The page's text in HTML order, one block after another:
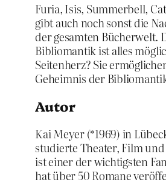
Furia, Isis, Summerbell,
gibt auch noch sonst die
der gesamten Bücherwelt.
Bibliomantik ist alles
Seitenherz? Sie
Geheimnis der
Autor
Kai Meyer (*1969) in
studierte Theater, Film
ist einer der wichtigsten
hat über 50 Romane